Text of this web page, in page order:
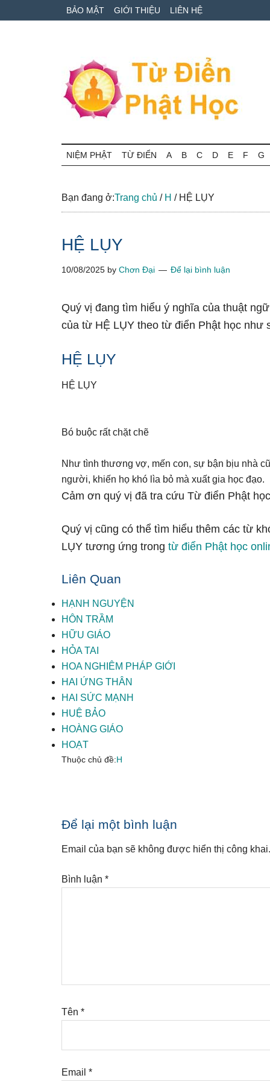
to
to
qua
BẢO MẬT GIỚI THIỆU LIÊN HỆ
Từ
điển
Phật
học
cứu
thuật
Phật
học
NIỆM PHẬT TỪ ĐIỂN A B C D E F G
Bạn đang ở:Trang chủ / H /HỆ LỤY
HỆ LỤY
10/08/2025 by Chơn Đại Để lại bình luận
Quý vị đang tìm hiểu ý nghĩa của thuật
của từ HỆ LỤY theo từ điển Phật học như
HỆ LỤY
HỆ LỤY
Bó buộc rất chặt chẽ
Như tình thương vợ, mến con, sự bận bịu nhà
người, khiến họ khó lìa bỏ mà xuất gia học đạo.
Cảm ơn quý vị đã tra cứu Từ điển Phật
Quý vị cũng có thể tìm hiểu thêm các từ
LỤY tương ứng trong từ điển Phật học
Liên Quan
HẠNH NGUYỆN
HÔN TRẦM
HỮU GIÁO
HỎA TAI
HOA NGHIÊM PHÁP GIỚI
HAI ỨNG THÂN
HAI SỨC MẠNH
HUỆ BẢO
HOÀNG GIÁO
HOẠT
Thuộc chủ đề:H
Reader
Interactions
Để lại một bình luận
Email của bạn sẽ không được hiển thị công khai.
Bình luận *
Tên *
Email *